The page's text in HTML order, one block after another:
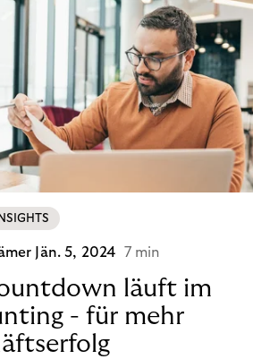
INSIGHTS
Jän. 5, 2024 7 min
läuft im
- für mehr